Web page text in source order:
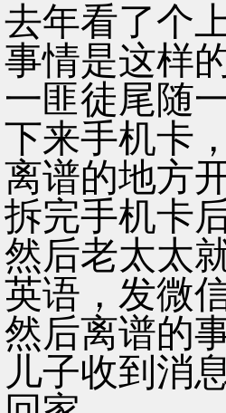
去年看了个
事情是这样的
一匪徒尾随
下来手机卡
离谱的地方
拆完手机卡
然后老太太
英语，发微
然后离谱的
儿子收到消